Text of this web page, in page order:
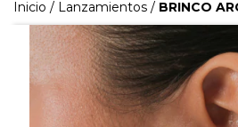
Inicio / Lanzamientos / BRINCO